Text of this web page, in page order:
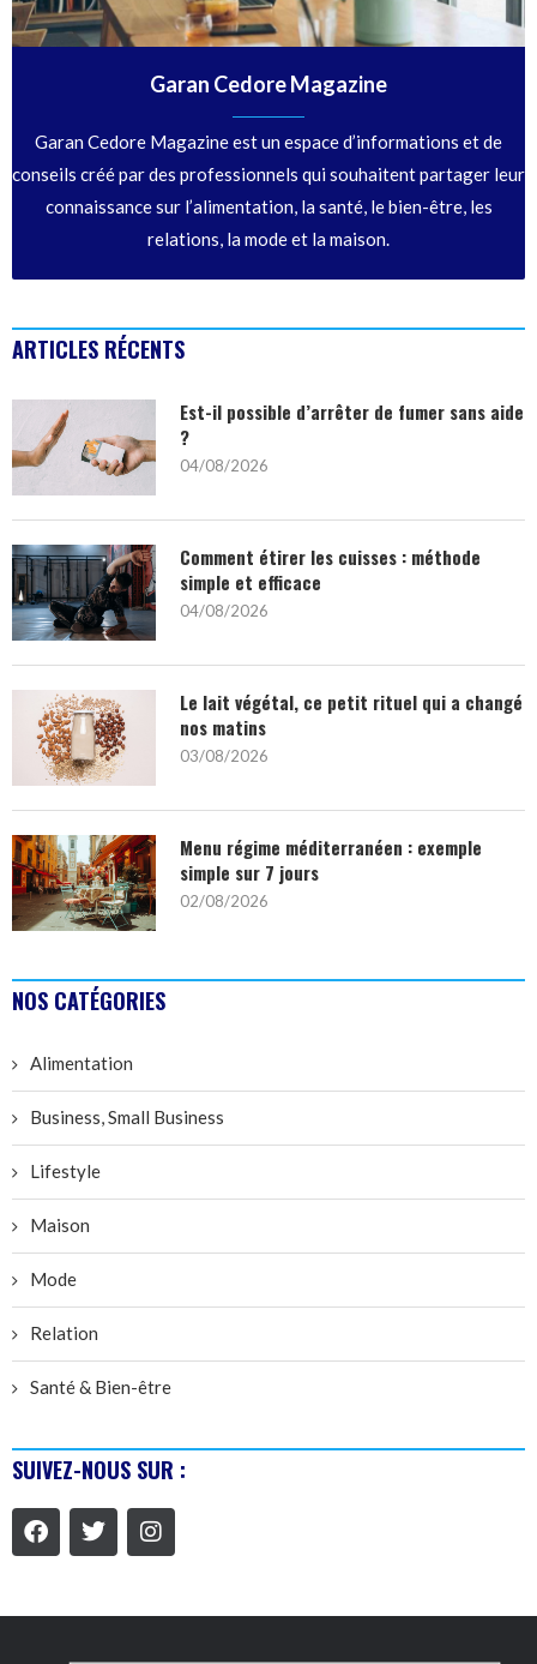
Garan Cedore Magazine
Garan Cedore Magazine est un espace d’informations et de
conseils créé par des professionnels qui souhaitent partager leur
connaissance sur l’alimentation, la santé, le bien-être, les
relations, la mode et la maison.
ARTICLES RÉCENTS
Est-il possible d’arrêter de fumer sans aide
?
04/08/2026
Comment étirer les cuisses : méthode
simple et efficace
04/08/2026
Le lait végétal, ce petit rituel qui a changé
nos matins
03/08/2026
Menu régime méditerranéen : exemple
simple sur 7 jours
02/08/2026
NOS CATÉGORIES
Alimentation
Business, Small Business
Lifestyle
Maison
Mode
Relation
Santé & Bien-être
SUIVEZ-NOUS SUR :